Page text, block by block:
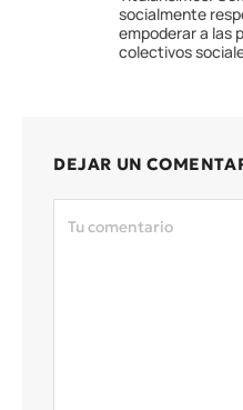
socialmente
empoderar a las
colectivos
DEJAR UN